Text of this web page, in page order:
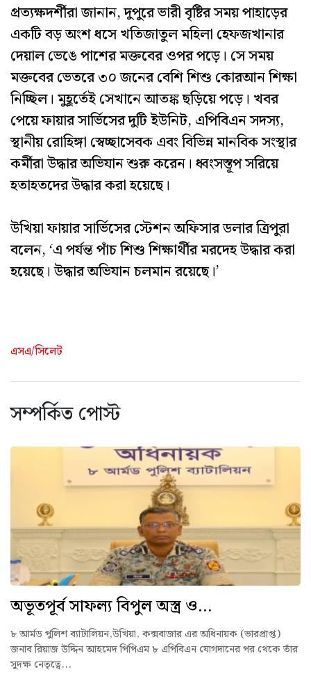
প্রত্যক্ষদর্শীরা জানান, দুপুরে ভারী বৃষ্টির সময় পাহাড়ের
একটি বড় অংশ ধসে খতিজাতুল মহিলা হেফজখানার
দেয়াল ভেঙে পাশের মক্তবের ওপর পড়ে। সে সময়
মক্তবের ভেতরে ৩০ জনের বেশি শিশু কোরআন শিক্ষা
নিচ্ছিল। মুহূর্তেই সেখানে আতঙ্ক ছড়িয়ে পড়ে। খবর
পেয়ে ফায়ার সার্ভিসের দুটি ইউনিট, এপিবিএন সদস্য,
স্থানীয় রোহিঙ্গা স্বেচ্ছাসেবক এবং বিভিন্ন মানবিক সংস্থার
কর্মীরা উদ্ধার অভিযান শুরু করেন। ধ্বংসস্তূপ সরিয়ে
হতাহতদের উদ্ধার করা হয়েছে।
উখিয়া ফায়ার সার্ভিসের স্টেশন অফিসার ডলার ত্রিপুরা
বলেন, ‘এ পর্যন্ত পাঁচ শিশু শিক্ষার্থীর মরদেহ উদ্ধার করা
হয়েছে। উদ্ধার অভিযান চলমান রয়েছে।’
এসএ/সিলেট
সম্পর্কিত পোস্ট
অভূতপূর্ব সাফল্য বিপুল অস্ত্র ও...
৮ আর্মড পুলিশ ব্যাটালিয়ন,উখিয়া, কক্সবাজার এর অধিনায়ক (ভারপ্রাপ্ত)
জনাব রিয়াজ উদ্দিন আহমেদ পিপিএম ৮ এপিবিএন যোগদানের পর থেকে তাঁর
সুদক্ষ নেতৃত্বে...